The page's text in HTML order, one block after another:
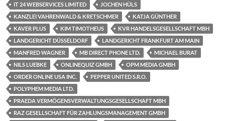
IT 24 WEBSERVICES LIMITED
JOCHEN HÜLS
KANZLEI VAHRENWALD & KRETSCHMER
KATJA GÜNTHER
KAVER PLUS
KIM TIMOTHEUS
KVR HANDELSGESELLSCHAFT MBH
LANDGERICHT DÜSSELDORF
LANDGERICHT FRANKFURT AM MAIN
MANFRED WAGNER
MB DIRECT PHONE LTD.
MICHAEL BURAT
NILS LUEBKE
ONLINEQUIZ GMBH
OPM MEDIA GMBH
ORDER ONLINE USA INC.
PEPPER UNITED S.R.O.
POLYPHEM MEDIA LTD.
PRAEDA VERMÖGENSVERWALTUNGSGESELLSCHAFT MBH
RAZ GESELLSCHAFT FÜR ZAHLUNGSMANAGEMENT GMBH